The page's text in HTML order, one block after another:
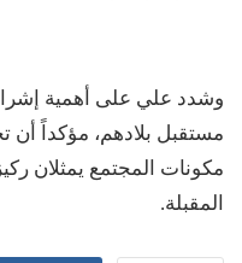
وشدد علي على أهمية
مستقبل بلادهم، مؤكداً أن
مكونات المجتمع يمثلان
المقبلة.